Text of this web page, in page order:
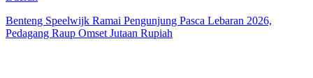
Benteng Speelwijk Ramai Pengunjung Pasca Lebaran 2026,
Pedagang Raup Omset Jutaan Rupiah